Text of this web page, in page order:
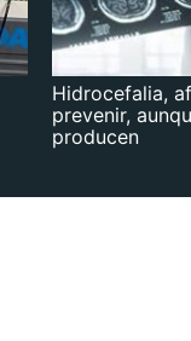
Hidrocefalia,
prevenir,
producen